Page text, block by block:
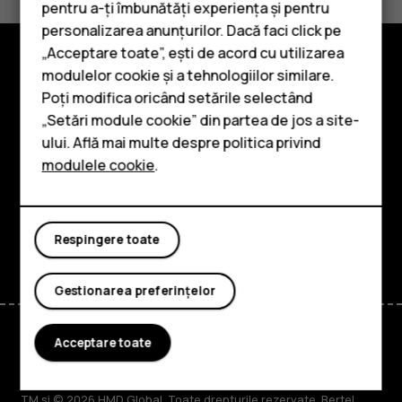
Smartphone-uri
Telefoane clasice
Accesorii
Tablete
Da Nu
Explorează
Despre
Planet and people
Asistență
FacebookInstagram
TiktokYoutube
Romania
pentru a-ți îmbunătăți experiența și pentru
personalizarea anunțurilor. Dacă faci click pe
„Acceptare toate”, ești de acord cu utilizarea
modulelor cookie și a tehnologiilor similare.
Poți modifica oricând setările selectând
„Setări module cookie” din partea de jos a site-
ului. Află mai multe despre politica privind
modulele cookie.
Respingere toate
Gestionarea preferințelor
Acceptare toate